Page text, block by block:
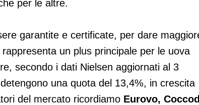
per le altre.
garantite e certificate, per dare
un plus principale per le uova
secondo i dati Nielsen aggiornati al 3
una quota del 13,4%, in crescita
del mercato ricordiamo Eurovo,